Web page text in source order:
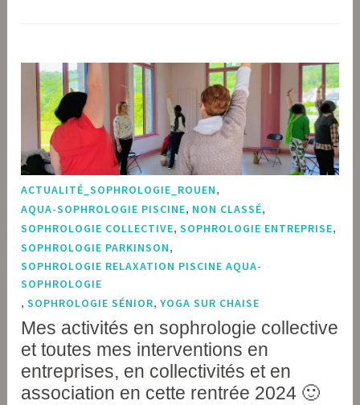
ACTUALITÉ_SOPHROLOGIE_ROUEN,
AQUA-SOPHROLOGIE PISCINE, NON CLASSÉ,
SOPHROLOGIE COLLECTIVE,SOPHROLOGIE ENTREPRISE,
SOPHROLOGIE PARKINSON,
SOPHROLOGIE RELAXATION PISCINE AQUA-
SOPHROLOGIE
,SOPHROLOGIE SÉNIOR,YOGA SUR CHAISE
Mes activités en sophrologie collective
et toutes mes interventions en
entreprises, en collectivités et en
association en cette rentrée 2024 🙂